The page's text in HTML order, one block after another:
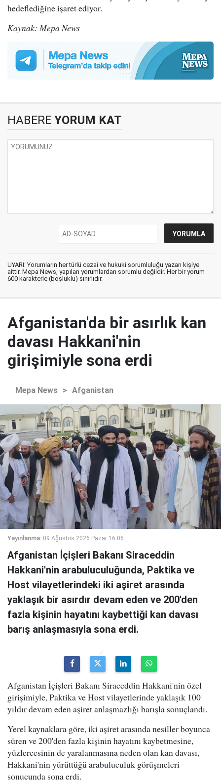
hedeflediğine işaret ediyor.
Kaynak: Mepa News
HABERE YORUM KAT
UYARI: Yorumların her türlü cezai ve hukuki sorumluluğu yazan kişiye
aittir. Mepa News, yapılan yorumlardan sorumlu değildir. Her bir yorum
600 karakterle (boşluklu) sınırlıdır.
Afganistan'da bir asırlık kan
davası Hakkani'nin
girişimiyle sona erdi
Mepa News > Afganistan
Yayınlanma: 09 Ağustos 2026 Pazar 16:06
Afganistan İçişleri Bakanı Siraceddin
Hakkani'nin arabuluculuğunda, Paktika ve
Host vilayetlerindeki iki aşiret arasında
yaklaşık bir asırdır devam eden ve 200'den
fazla kişinin hayatını kaybettiği kan davası
barış anlaşmasıyla sona erdi.
Afganistan İçişleri Bakanı Siraceddin Hakkani'nin özel
girişimiyle, Paktika ve Host vilayetlerinde yaklaşık 100
yıldır devam eden aşiret anlaşmazlığı barışla sonuçlandı.
Yerel kaynaklara göre, iki aşiret arasında nesiller boyunca
süren ve 200'den fazla kişinin hayatını kaybetmesine,
yüzlercesinin de yaralanmasına neden olan kan davası,
Hakkani'nin yürüttüğü arabuluculuk görüşmeleri
sonucunda sona erdi.